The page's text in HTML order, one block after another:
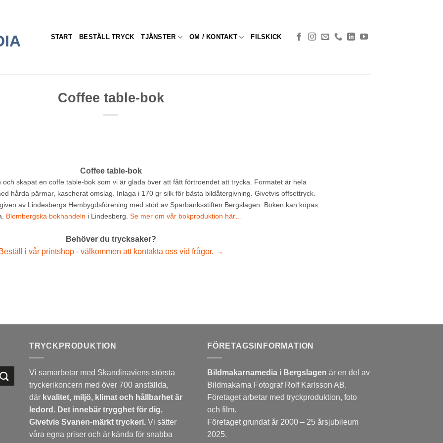
START BESTÄLL TRYCK TJÄNSTER OM / KONTAKT FILSKICK
Coffee table-bok
Coffee table-bok
skapat en coffe table-bok som vi är glada över att fått förtroendet att trycka. Formatet är hela
hårda pärmar, kascherat omslag. Inlaga i 170 gr silk för bästa bildåtergivning. Givetvis offsettryck.
av Lindesbergs Hembygdsförening med stöd av Sparbanksstiften Bergslagen. Boken kan köpas
Blombergska bokhandeln i Lindesberg. Se mer om vår bokproduktion här…
Behöver du trycksaker?
i vår printshop - välkommen att kontakta oss vid frågor. →
TRYCKPRODUKTION
Vi samarbetar med Skandinaviens största
tryckerikoncern med över 700 anställda,
där kvalitet, miljö, klimat och hållbarhet är
ledord. Det innebär trygghet för dig.
Givetvis Svanen-märkt tryckeri. Vi sätter
våra egna priser och är kända för snabba
FÖRETAGSINFORMATION
Bildmakarnamedia i Bergslagen är en del av
Bildmakarna Fotograf Rolf Karlsson AB.
Företaget arbetar med tryckproduktion, foto
och film.
Företaget grundat år 2000 – 25 årsjubileum
2025.